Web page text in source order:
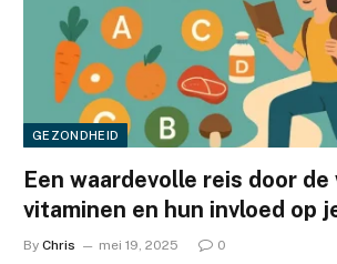
GEZONDHEID
Een waardevolle reis door de
vitaminen en hun invloed op
By Chris mei 19, 2025 0